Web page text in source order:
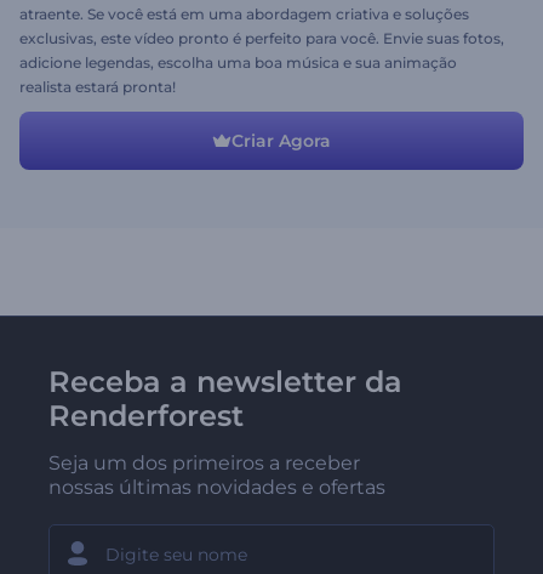
atraente. Se você está em uma abordagem criativa e soluções
exclusivas, este vídeo pronto é perfeito para você. Envie suas fotos,
adicione legendas, escolha uma boa música e sua animação
realista estará pronta!
Criar Agora
Receba a newsletter da
Renderforest
Seja um dos primeiros a receber
nossas últimas novidades e ofertas